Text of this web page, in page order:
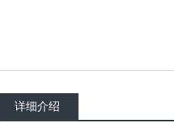
详细介绍